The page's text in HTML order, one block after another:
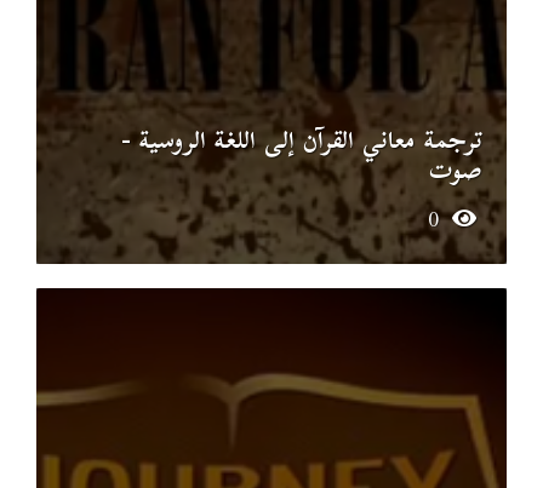
ترجمة معاني القرآن إلى اللغة الروسية -
صوت
0